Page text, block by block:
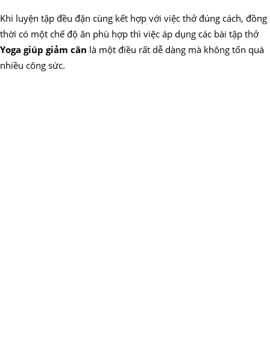
Khi luyện tập đều đặn cùng kết hợp với việc thở đúng cách, đồng
thời có một chế độ ăn phù hợp thì việc áp dụng các bài tập thở
Yoga giúp giảm cân là một điều rất dễ dàng mà không tốn quá
nhiều công sức.